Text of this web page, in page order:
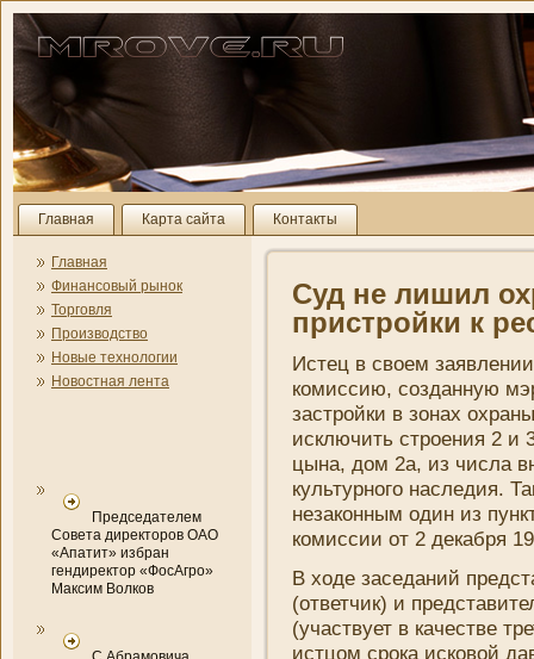
Главная Карта сайта Контакты
Главная
Финансовый рынок
Торговля
Производство
Новые технологии
Новостная лента
Председателем
Совета директоров ОАО
«Апатит» избран
гендиректор «ФосАгро»
Максим Волков
Суд не лишил
пристройки к
Истец в своем
комиссию, созданную
застройки в зонах
исключить строени­я 2
цына, дом 2а, из числа
культурного наследия.
незаконным один из
комиссии от 2 декабря
В ходе заседани­й
(ответчик) и
(участвует в качестве
истцом срока исковой